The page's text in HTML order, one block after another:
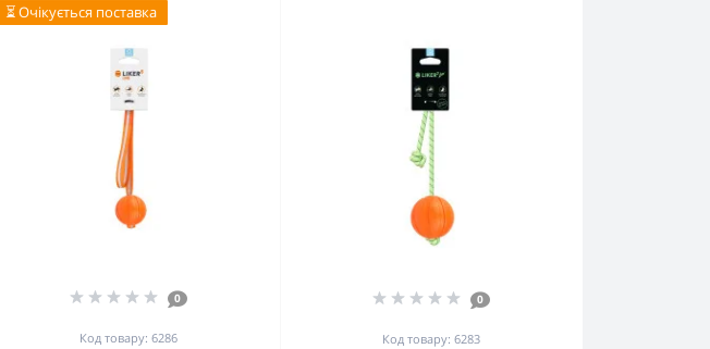
⏳ Очікується поставка
0
Код товару: 6286
0
Код товару: 6283